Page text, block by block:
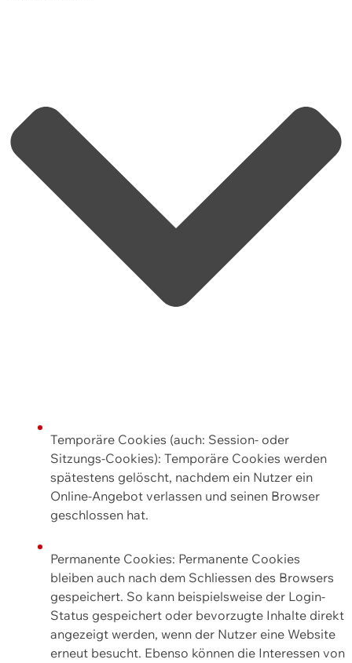
Temporäre Cookies (auch: Session- oder
Sitzungs-Cookies): Temporäre Cookies werden
spätestens gelöscht, nachdem ein Nutzer ein
Online-Angebot verlassen und seinen Browser
geschlossen hat.
Permanente Cookies: Permanente Cookies
bleiben auch nach dem Schliessen des Browsers
gespeichert. So kann beispielsweise der Login-
Status gespeichert oder bevorzugte Inhalte direkt
angezeigt werden, wenn der Nutzer eine Website
erneut besucht. Ebenso können die Interessen von